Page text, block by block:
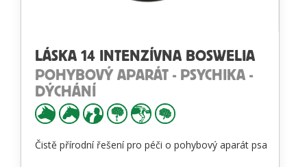
LÁSKA 14 INTENZÍVNA BOSWELIA
POHYBOVÝ APARÁT - PSYCHIKA -
DÝCHÁNÍ
Čistě přírodní řešení pro péči o pohybový aparát psa